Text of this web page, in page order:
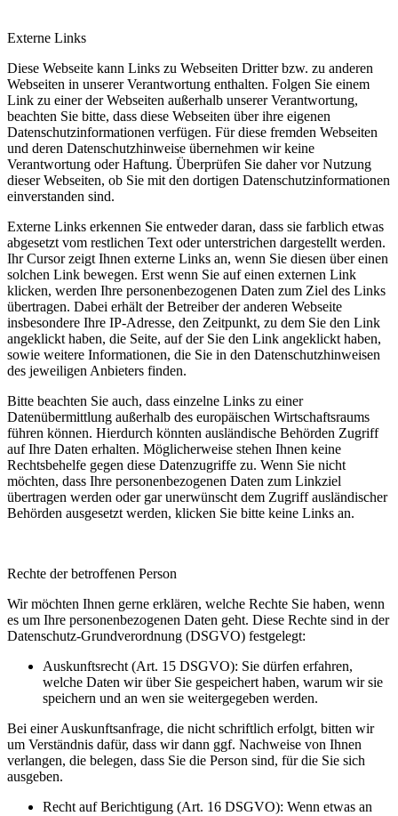
Externe Links
Diese Webseite kann Links zu Webseiten Dritter bzw. zu anderen
Webseiten in unserer Verantwortung enthalten. Folgen Sie einem
Link zu einer der Webseiten außerhalb unserer Verantwortung,
beachten Sie bitte, dass diese Webseiten über ihre eigenen
Datenschutzinformationen verfügen. Für diese fremden Webseiten
und deren Datenschutzhinweise übernehmen wir keine
Verantwortung oder Haftung. Überprüfen Sie daher vor Nutzung
dieser Webseiten, ob Sie mit den dortigen Datenschutzinformationen
einverstanden sind.
Externe Links erkennen Sie entweder daran, dass sie farblich etwas
abgesetzt vom restlichen Text oder unterstrichen dargestellt werden.
Ihr Cursor zeigt Ihnen externe Links an, wenn Sie diesen über einen
solchen Link bewegen. Erst wenn Sie auf einen externen Link
klicken, werden Ihre personenbezogenen Daten zum Ziel des Links
übertragen. Dabei erhält der Betreiber der anderen Webseite
insbesondere Ihre IP-Adresse, den Zeitpunkt, zu dem Sie den Link
angeklickt haben, die Seite, auf der Sie den Link angeklickt haben,
sowie weitere Informationen, die Sie in den Datenschutzhinweisen
des jeweiligen Anbieters finden.
Bitte beachten Sie auch, dass einzelne Links zu einer
Datenübermittlung außerhalb des europäischen Wirtschaftsraums
führen können. Hierdurch könnten ausländische Behörden Zugriff
auf Ihre Daten erhalten. Möglicherweise stehen Ihnen keine
Rechtsbehelfe gegen diese Datenzugriffe zu. Wenn Sie nicht
möchten, dass Ihre personenbezogenen Daten zum Linkziel
übertragen werden oder gar unerwünscht dem Zugriff ausländischer
Behörden ausgesetzt werden, klicken Sie bitte keine Links an.
Rechte der betroffenen Person
Wir möchten Ihnen gerne erklären, welche Rechte Sie haben, wenn
es um Ihre personenbezogenen Daten geht. Diese Rechte sind in der
Datenschutz-Grundverordnung (DSGVO) festgelegt:
Auskunftsrecht (Art. 15 DSGVO): Sie dürfen erfahren,
welche Daten wir über Sie gespeichert haben, warum wir sie
speichern und an wen sie weitergegeben werden.
Bei einer Auskunftsanfrage, die nicht schriftlich erfolgt, bitten wir
um Verständnis dafür, dass wir dann ggf. Nachweise von Ihnen
verlangen, die belegen, dass Sie die Person sind, für die Sie sich
ausgeben.
Recht auf Berichtigung (Art. 16 DSGVO): Wenn etwas an